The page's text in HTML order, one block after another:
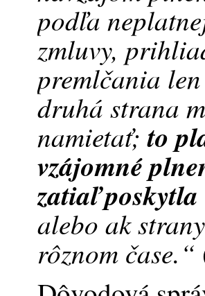
podľa
zmluvy,
premlčania
druhá strana
namietať;to
vzájomné
zatiaľ
alebo ak
rôznom čase.“